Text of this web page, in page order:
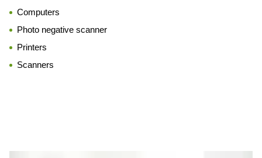
Computers
Photo negative scanner
Printers
Scanners